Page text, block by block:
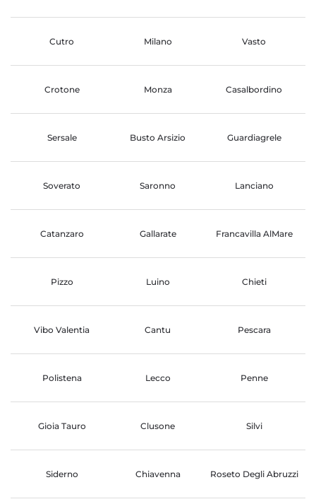
Cutro Milano Vasto
Crotone Monza Casalbordino
Sersale Busto Arsizio Guardiagrele
Soverato Saronno Lanciano
Catanzaro Gallarate Francavilla AlMare
Pizzo Luino Chieti
Vibo Valentia Cantu Pescara
Polistena Lecco Penne
Gioia Tauro Clusone Silvi
Siderno Chiavenna Roseto Degli Abruzzi